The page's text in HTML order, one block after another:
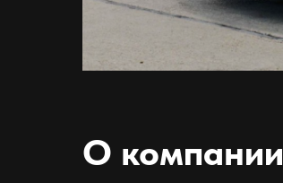
О компании